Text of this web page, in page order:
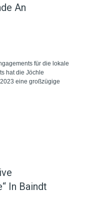
An
für die lokale
hat die Jöchle
eine großzügige
In Baindt